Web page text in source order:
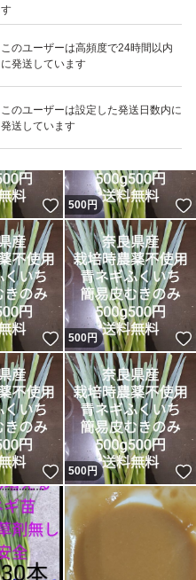
す
このユーザーは高頻度で24時間以内
に発送しています
このユーザーは設定した発送日数内に
発送しています
いいね！
1,200
いいね！
500円
いいね！
500円
いいね！
500円